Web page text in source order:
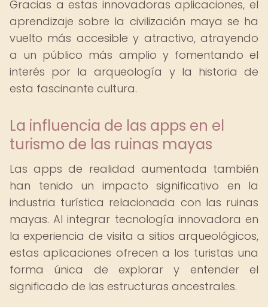
Gracias a estas innovadoras aplicaciones, el
aprendizaje sobre la civilización maya se ha
vuelto más accesible y atractivo, atrayendo
a un público más amplio y fomentando el
interés por la arqueología y la historia de
esta fascinante cultura.
La influencia de las apps en el
turismo de las ruinas mayas
Las apps de realidad aumentada también
han tenido un impacto significativo en la
industria turística relacionada con las ruinas
mayas. Al integrar tecnología innovadora en
la experiencia de visita a sitios arqueológicos,
estas aplicaciones ofrecen a los turistas una
forma única de explorar y entender el
significado de las estructuras ancestrales.